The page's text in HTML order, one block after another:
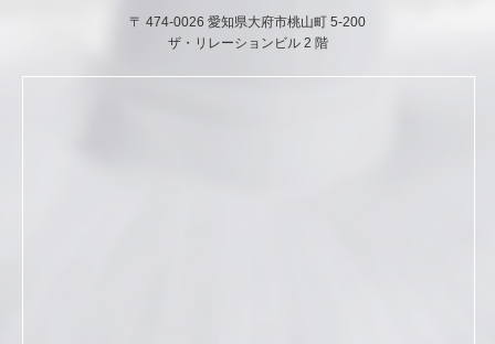
〒 474-0026 愛知県大府市桃山町 5-200
ザ・リレーションビル 2 階